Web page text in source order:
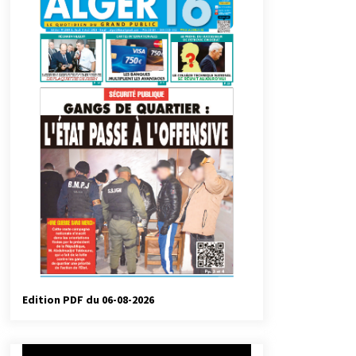
automatiques
3 jours ago
Droit de change : Le CPA lance une
carte VISA dédiée aux voyages à
l’étranger
1 semaine ago
Droit à l’affiliation au régime
national de retraite : Coup d’envoi
d’une campagne de sensibilisation
au profit de la communauté
nationale à l’étranger
2 semaines ago
Université Alger 3 : Lancement d’un
master à cursus intégré à la licence
en communication en langue
amazighe
3 semaines ago
Edition PDF du 06-08-2026